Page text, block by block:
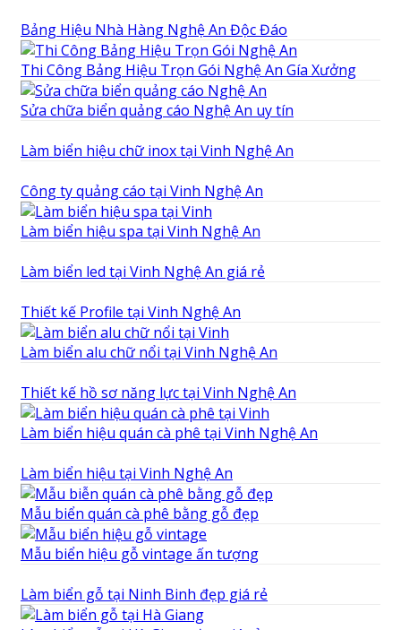
Bảng Hiệu Nhà Hàng Nghệ An Độc Đáo
Thi Công Bảng Hiệu Trọn Gói Nghệ An Gía Xưởng
Sửa chữa biển quảng cáo Nghệ An uy tín
Làm biển hiệu chữ inox tại Vinh Nghệ An
Công ty quảng cáo tại Vinh Nghệ An
Làm biển hiệu spa tại Vinh Nghệ An
Làm biển led tại Vinh Nghệ An giá rẻ
Thiết kế Profile tại Vinh Nghệ An
Làm biển alu chữ nổi tại Vinh Nghệ An
Thiết kế hồ sơ năng lực tại Vinh Nghệ An
Làm biển hiệu quán cà phê tại Vinh Nghệ An
Làm biển hiệu tại Vinh Nghệ An
Mẫu biển quán cà phê bằng gỗ đẹp
Mẫu biển hiệu gỗ vintage ấn tượng
Làm biển gỗ tại Ninh Binh đẹp giá rẻ